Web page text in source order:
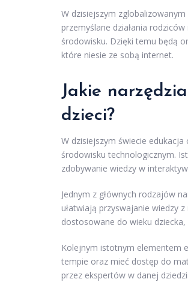
W dzisiejszym
przemyślane działania
środowisku. Dzięki temu będą
które niesie ze sobą internet.
Jakie
dzieci?
W dzisiejszym świecie
środowisku technologicznym.
zdobywanie wiedzy w
Jednym z głównych rodzajów
ułatwiają przyswajanie wiedzy
dostosowane do wieku
Kolejnym istotnym elementem
tempie oraz mieć dostęp do
przez ekspertów w danej